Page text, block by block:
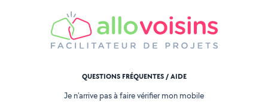
QUESTIONS FRÉQUENTES / AIDE
Je n'arrive pas à faire vérifier mon mobile